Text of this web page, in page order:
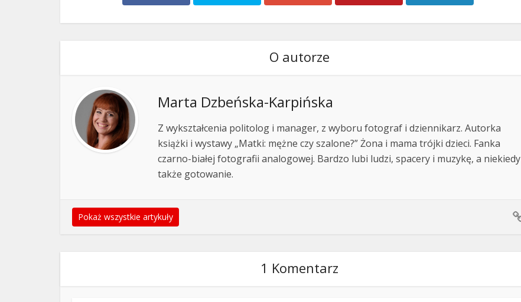
O autorze
Marta Dzbeńska-Karpińska
Z wykształcenia politolog i manager, z wyboru fotograf i dziennikarz. Autorka
książki i wystawy „Matki: mężne czy szalone?” Żona i mama trójki dzieci. Fanka
czarno-białej fotografii analogowej. Bardzo lubi ludzi, spacery i muzykę, a niekiedy
także gotowanie.
Pokaż wszystkie artykuły
1 Komentarz